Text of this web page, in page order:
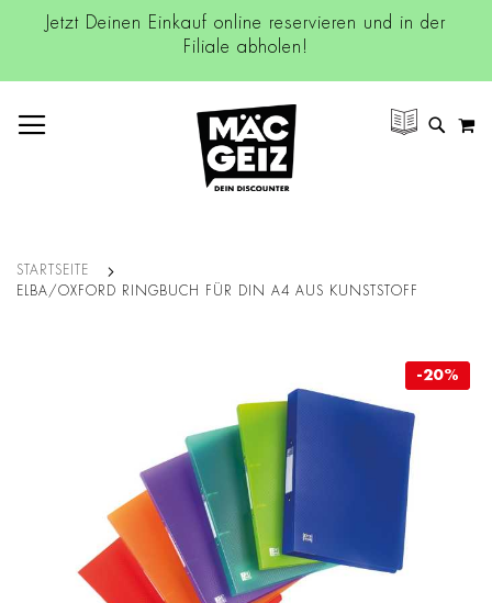
Jetzt Deinen Einkauf online reservieren und in der
Filiale abholen!
SUCHE
STARTSEITE
ELBA/OXFORD RINGBUCH FÜR DIN A4 AUS KUNSTSTOFF
-20%
-20%